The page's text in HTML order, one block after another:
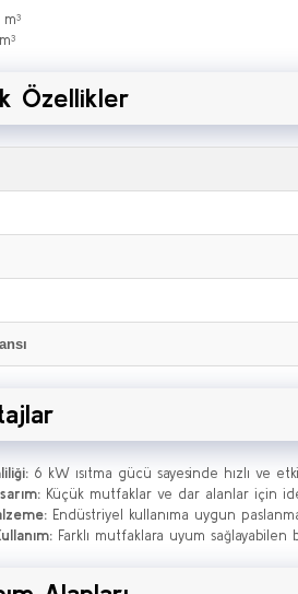
Özellikler
6 kW ısıtma gücü sayesinde hızlı ve
Küçük mutfaklar ve dar alanlar için
Endüstriyel kullanıma uygun
Farklı mutfaklara uyum sağlayabilen